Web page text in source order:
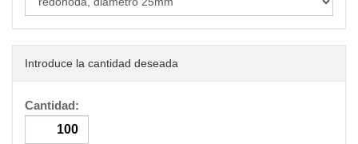
Introduce la cantidad deseada
Cantidad: